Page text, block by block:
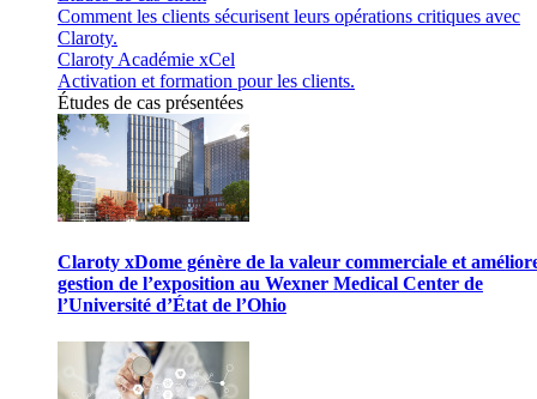
Comment les clients sécurisent leurs opérations critiques avec
Claroty.
Claroty Académie xCel
Activation et formation pour les clients.
Études de cas présentées
Claroty xDome génère de la valeur commerciale et
gestion de l’exposition au Wexner Medical Center de
l’Université d’État de l’Ohio